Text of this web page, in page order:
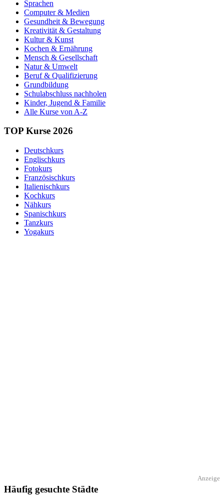
Sprachen
Computer & Medien
Gesundheit & Bewegung
Kreativität & Gestaltung
Kultur & Kunst
Kochen & Ernährung
Mensch & Gesellschaft
Natur & Umwelt
Beruf & Qualifizierung
Grundbildung
Schulabschluss nachholen
Kinder, Jugend & Familie
Alle Kurse von A-Z
TOP Kurse 2026
Deutschkurs
Englischkurs
Fotokurs
Französischkurs
Italienischkurs
Kochkurs
Nähkurs
Spanischkurs
Tanzkurs
Yogakurs
Anzeige
Häufig gesuchte Städte